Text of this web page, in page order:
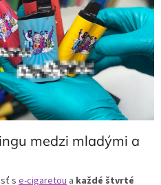
medzi mladými a
s e-cigaretou a každé štvrté